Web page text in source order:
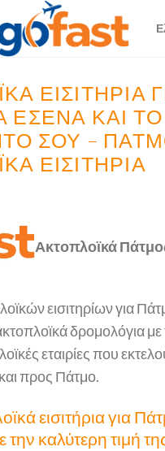
ΕΙΣΙΤΉΡΙΑ
ΕΣΈΝΑ ΚΑΙ ΤΟ
ΣΟΥ –
ΕΙΣΙΤΉΡΙΑ
Ακτοπλοϊκά
εισιτηρίων για
δρομολόγια με
εταιρίες που
προς Πάτμο.
εισιτήρια για
την καλύτερη τιμή